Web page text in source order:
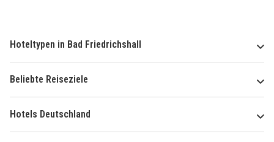
Hoteltypen in Bad Friedrichshall
Beliebte Reiseziele
Hotels Deutschland